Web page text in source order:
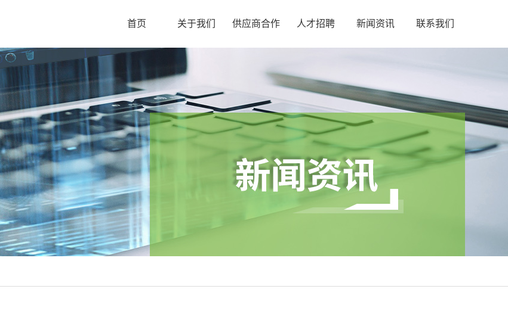
首页 关于我们 供应商合作 人才招聘 新闻资讯 联系我们